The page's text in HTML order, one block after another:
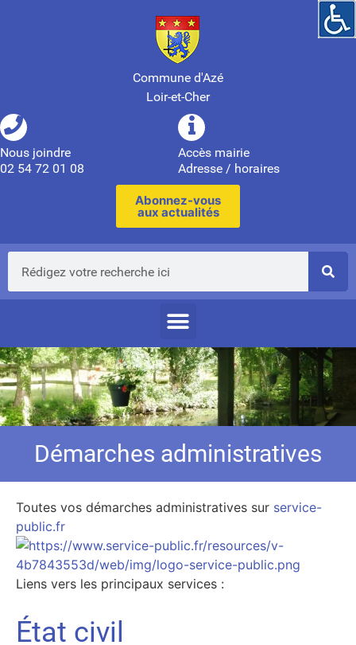
Commune d'Azé
Loir-et-Cher
Nous joindre
02 54 72 01 08
Accès mairie
Adresse / horaires
Abonnez-vous
aux actualités
Démarches administratives
Toutes vos démarches administratives sur service-
public.fr
Liens vers les principaux services :
État civil